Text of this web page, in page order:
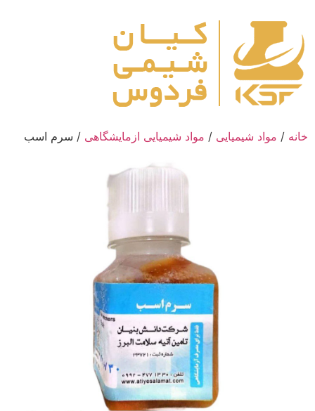
محتوا
خانه / مواد شیمیایی / مواد شیمیایی ازمایشگاهی / سرم اسب